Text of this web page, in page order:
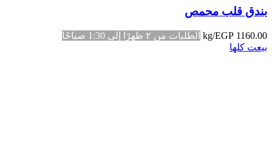
بندق قلب محمص
EGP 1160.00
/kg
الطلبات من ٢ ظهرًا إلى 1:30 صباحًا
بيعت كلها